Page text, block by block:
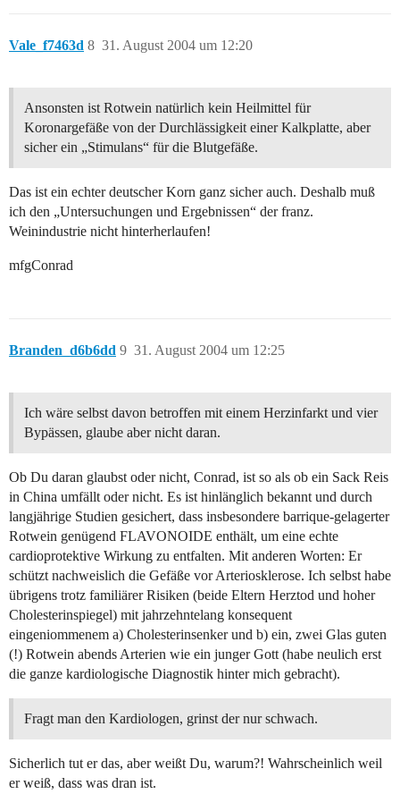
Vale_f7463d 31. August 2004 um 12:20
8
Ansonsten ist Rotwein natürlich kein Heilmittel für
Koronargefäße von der Durchlässigkeit einer Kalkplatte, aber
sicher ein „Stimulans“ für die Blutgefäße.
Das ist ein echter deutscher Korn ganz sicher auch. Deshalb muß
ich den „Untersuchungen und Ergebnissen“ der franz.
Weinindustrie nicht hinterherlaufen!
mfgConrad
Branden_d6b6dd 31. August 2004 um 12:25
9
Ich wäre selbst davon betroffen mit einem Herzinfarkt und vier
Bypässen, glaube aber nicht daran.
Ob Du daran glaubst oder nicht, Conrad, ist so als ob ein Sack Reis
in China umfällt oder nicht. Es ist hinlänglich bekannt und durch
langjährige Studien gesichert, dass insbesondere barrique-gelagerter
Rotwein genügend FLAVONOIDE enthält, um eine echte
cardioprotektive Wirkung zu entfalten. Mit anderen Worten: Er
schützt nachweislich die Gefäße vor Arteriosklerose. Ich selbst habe
übrigens trotz familiärer Risiken (beide Eltern Herztod und hoher
Cholesterinspiegel) mit jahrzehntelang konsequent
eingeniommenem a) Cholesterinsenker und b) ein, zwei Glas guten
(!) Rotwein abends Arterien wie ein junger Gott (habe neulich erst
die ganze kardiologische Diagnostik hinter mich gebracht).
Fragt man den Kardiologen, grinst der nur schwach.
Sicherlich tut er das, aber weißt Du, warum?! Wahrscheinlich weil
er weiß, dass was dran ist.